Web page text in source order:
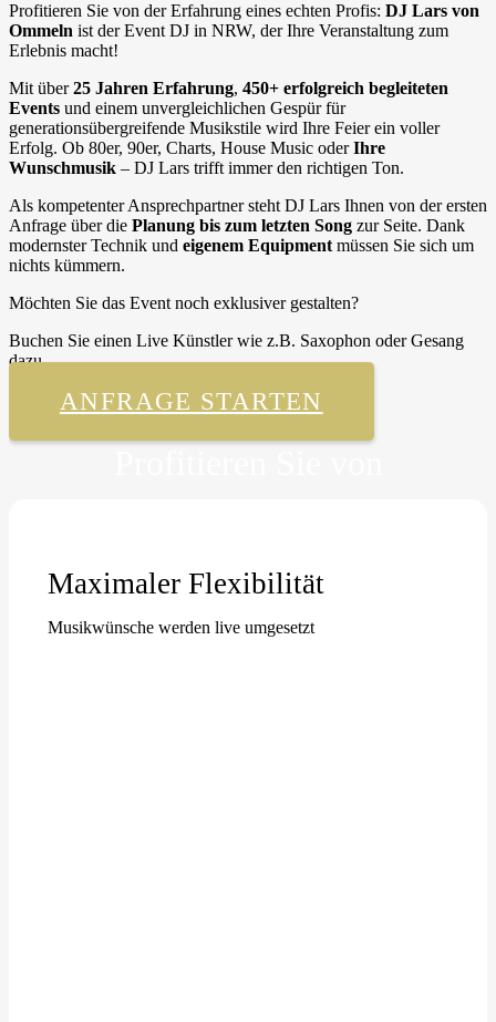
Profitieren Sie von der Erfahrung eines echten Profis: DJ Lars von
Ommeln ist der Event DJ in NRW, der Ihre Veranstaltung zum
Erlebnis macht!
Mit über25 Jahren Erfahrung, 450+ erfolgreich begleiteten
Events und einem unvergleichlichen Gespür für
generationsübergreifende Musikstile wird Ihre Feier ein voller
Erfolg. Ob 80er, 90er, Charts, House Music oderIhre
Wunschmusik – DJ Lars trifft immer den richtigen Ton.
Als kompetenter Ansprechpartner steht DJ Lars Ihnen von der ersten
Anfrage über die Planung bis zum letzten Song zur Seite. Dank
modernster Technik und eigenem Equipment müssen Sie sich um
nichts kümmern.
Möchten Sie das Event noch exklusiver gestalten?
Buchen Sie einen Live Künstler wie z.B. Saxophon oder Gesang
dazu.
ANFRAGE STARTEN
Maximaler Flexibilität
Musikwünsche werden live umgesetzt